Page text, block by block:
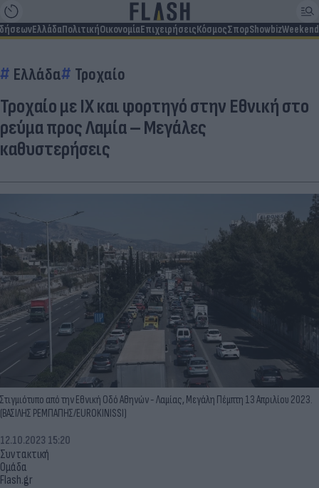
ΕλλάδαΠολιτικήΟικονομίαΕπιχειρήσειςΚόσμοςΣπορShowbizWeekend
Ελλάδα Τροχαίο
Τροχαίο με ΙΧ και φορτηγό στην Εθνική στο
ρεύμα προς Λαμία – Μεγάλες
καθυστερήσεις
Στιγμιότυπο από την Εθνική Οδό Αθηνών - Λαμίας, Μεγάλη Πέμπτη 13 Απριλίου 2023.
(ΒΑΣΙΛΗΣ ΡΕΜΠΑΠΗΣ/EUROKINISSI)
Συντακτική
Ομάδα
Flash.gr
12.10.2023 15:20